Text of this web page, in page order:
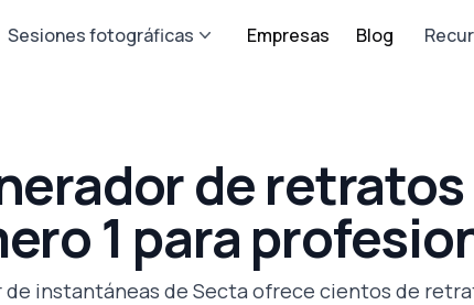
Sesiones fotográficas Empresas Blog
de
1 para
de instantáneas de Secta ofrece cientos de